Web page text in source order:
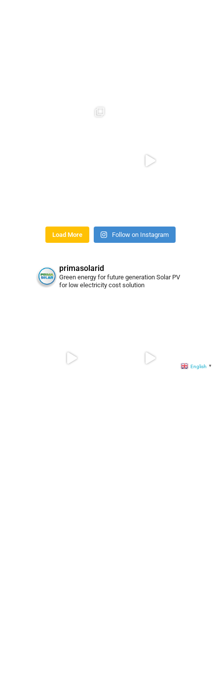
Load More Follow on Instagram
primasolarid
Green energy for future generation Solar PV
for low electricity cost solution
English ▼